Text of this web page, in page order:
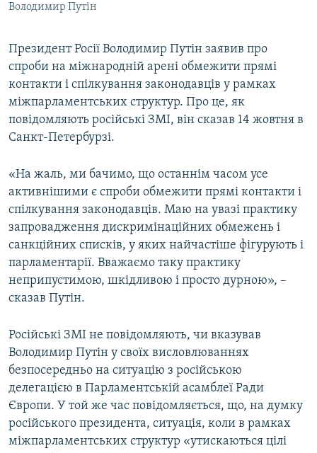
ІНФОГРАФІКА
ДОЛУЧАЙСЯ!
Усі сайти RFE/RL
Володимир Путін
Президент Росії Володимир Путін заявив про
спроби на міжнародній арені обмежити прямі
контакти і спілкування законодавців у рамках
міжпарламентських структур. Про це, як
повідомляють російські ЗМІ, він сказав 14 жовтня в
Санкт-Петербурзі.
«На жаль, ми бачимо, що останнім часом усе
активнішими є спроби обмежити прямі контакти і
спілкування законодавців. Маю на увазі практику
запровадження дискримінаційних обмежень і
санкційних списків, у яких найчастіше фігурують і
парламентарії. Вважаємо таку практику
неприпустимою, шкідливою і просто дурною», –
сказав Путін.
Російські ЗМІ не повідомляють, чи вказував
Володимир Путін у своїх висловлюваннях
безпосередньо на ситуацію з російською
делегацією в Парламентській асамблеї Ради
Європи. У той же час повідомляється, що, на думку
російського президента, ситуація, коли в рамках
міжпарламентських структур «утискаються цілі